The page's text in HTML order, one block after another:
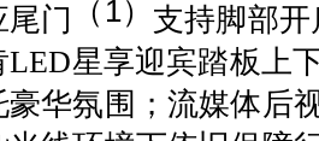
门
（1） 支持脚部
LED星享迎宾踏板上
华氛围；流媒体后